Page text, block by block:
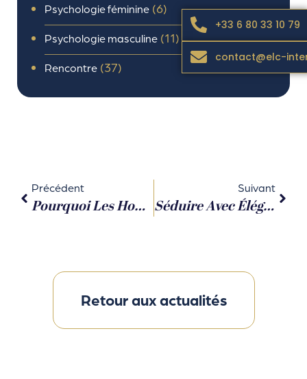
Psychologie féminine (6)
Psychologie masculine (11)
Rencontre (37)
Précédent
Pourquoi Les Hommes Célibataires VIP Préfèrent-Ils Une Agence De Rencontre Spécialisée Dans Les Accompagnements Masculins ?
Suivant
Séduire Avec Élégance : Les Codes Amoureux Du Masculin Haut De Gamme
Retour aux actualités
+33 6 80 33 10 79
contact@elc-